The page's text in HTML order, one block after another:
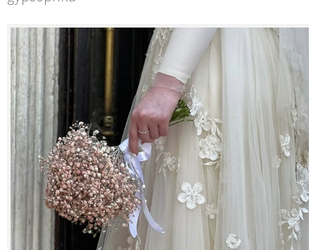
My Account